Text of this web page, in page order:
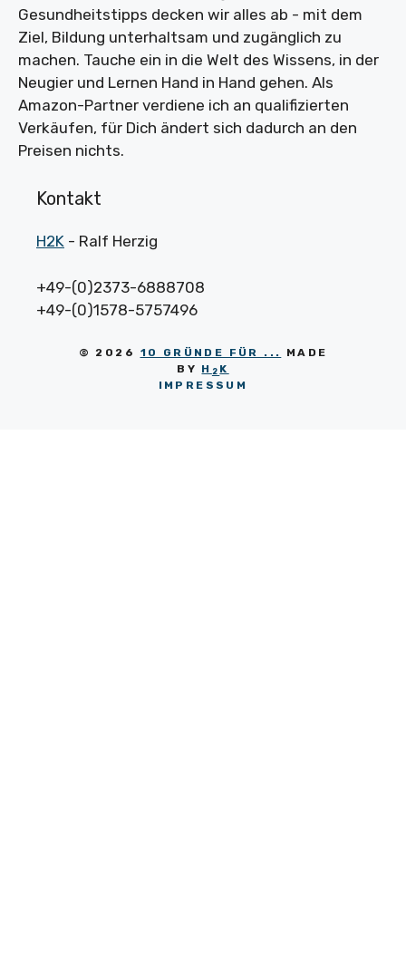
Gesundheitstipps decken wir alles ab - mit dem
Ziel, Bildung unterhaltsam und zugänglich zu
machen. Tauche ein in die Welt des Wissens, in der
Neugier und Lernen Hand in Hand gehen. Als
Amazon-Partner verdiene ich an qualifizierten
Verkäufen, für Dich ändert sich dadurch an den
Preisen nichts.
Kontakt
H2K - Ralf Herzig
+49-(0)2373-6888708
+49-(0)1578-5757496
© 2026 10 GRÜNDE FÜR ...
MADE
BY H 2K
IMPRESSUM